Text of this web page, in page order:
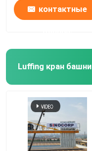
контактные
Luffing кран башни